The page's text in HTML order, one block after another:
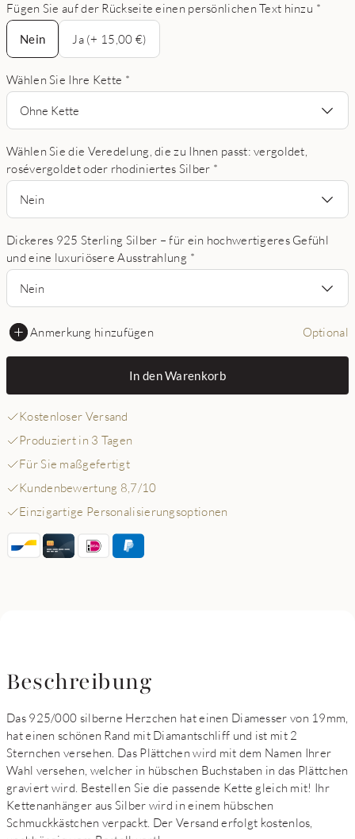
Fügen Sie auf der Rückseite einen persönlichen Text hinzu *
Nein
Nein
Ja (+ 15,00 €)
Wählen Sie Ihre Kette *
Ohne Kette
Wählen Sie die Veredelung, die zu Ihnen passt: vergoldet,
rosévergoldet oder rhodiniertes Silber *
Nein
Dickeres 925 Sterling Silber – für ein hochwertigeres Gefühl
und eine luxuriösere Ausstrahlung *
Nein
Anmerkung hinzufügen Optional
In den Warenkorb
Kostenloser Versand
Produziert in 3 Tagen
Für Sie maßgefertigt
Kundenbewertung 8,7/10
Einzigartige Personalisierungsoptionen
Beschreibung
Das 925/000 silberne Herzchen hat einen Diamesser von 19mm,
hat einen schönen Rand mit Diamantschliff und ist mit 2
Sternchen versehen. Das Plättchen wird mit dem Namen Ihrer
Wahl versehen, welcher in hübschen Buchstaben in das Plättchen
graviert wird. Bestellen Sie die passende Kette gleich mit! Ihr
Kettenanhänger aus Silber wird in einem hübschen
Schmuckkästchen verpackt. Der Versand erfolgt kostenlos,